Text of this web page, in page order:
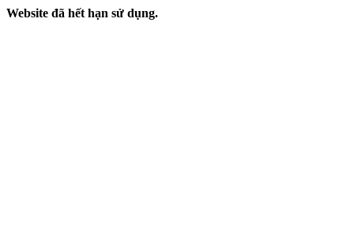
Website đã hết hạn sử dụng.